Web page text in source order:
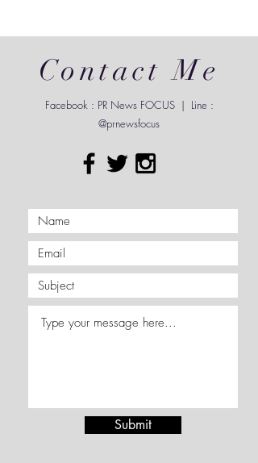
Contact Me
Facebook : PR News FOCUS | Line :
@prnewsfocus